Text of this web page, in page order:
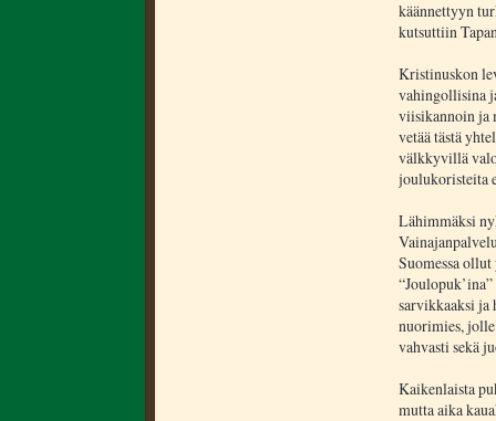
käännettyyn
kutsuttiin
Kristinuskon
vahingollisina
viisikannoin ja
vetää tästä
välkkyvillä
joulukoristeita
Lähimmäksi
Suomessa
sarvikkaaksi ja
nuorimies,
vahvasti sekä
Kaikenlaista
mutta aika